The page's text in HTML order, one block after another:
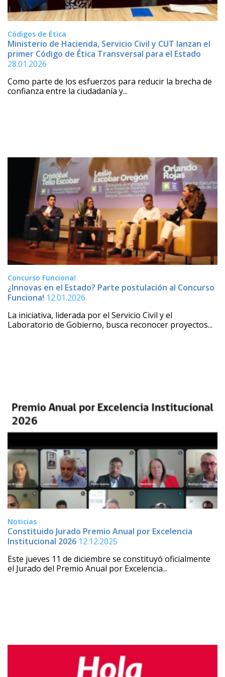
Códigos de Ética
Ministerio de Hacienda, Servicio Civil y CUT lanzan el
primer Código de Ética Transversal para el Estado
28.01.2026
Como parte de los esfuerzos para reducir la brecha de
confianza entre la ciudadanía y...
Concurso Funciona!
¿Innovas en el Estado? Parte postulación al Concurso
Funciona! 12.01.2026
La iniciativa, liderada por el Servicio Civil y el
Laboratorio de Gobierno, busca reconocer proyectos...
Noticias
Constituido Jurado Premio Anual por Excelencia
Institucional 2026 12.12.2025
Este jueves 11 de diciembre se constituyó oficialmente
el Jurado del Premio Anual por Excelencia...